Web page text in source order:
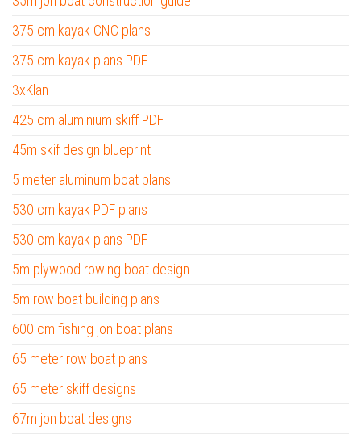
375 cm kayak CNC plans
375 cm kayak plans PDF
3xKlan
425 cm aluminium skiff PDF
45m skif design blueprint
5 meter aluminum boat plans
530 cm kayak PDF plans
530 cm kayak plans PDF
5m plywood rowing boat design
5m row boat building plans
600 cm fishing jon boat plans
65 meter row boat plans
65 meter skiff designs
67m jon boat designs